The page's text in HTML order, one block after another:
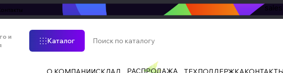
и
Каталог
РАСПРОДАЖА